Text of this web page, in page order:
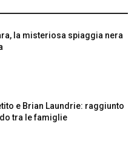
la misteriosa spiaggia nera
e Brian Laundrie: raggiunto
tra le famiglie